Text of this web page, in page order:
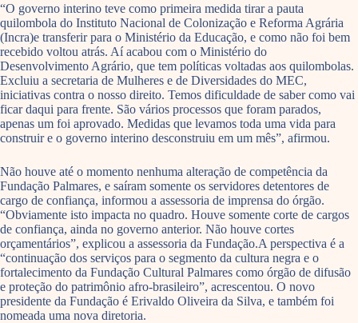
“O governo interino teve como primeira medida tirar a pauta
quilombola do Instituto Nacional de Colonização e Reforma Agrária
(Incra)e transferir para o Ministério da Educação, e como não foi bem
recebido voltou atrás. Aí acabou com o Ministério do
Desenvolvimento Agrário, que tem políticas voltadas aos quilombolas.
Excluiu a secretaria de Mulheres e de Diversidades do MEC,
iniciativas contra o nosso direito. Temos dificuldade de saber como vai
ficar daqui para frente. São vários processos que foram parados,
apenas um foi aprovado. Medidas que levamos toda uma vida para
construir e o governo interino desconstruiu em um mês”, afirmou.
Não houve até o momento nenhuma alteração de competência da
Fundação Palmares, e saíram somente os servidores detentores de
cargo de confiança, informou a assessoria de imprensa do órgão.
“Obviamente isto impacta no quadro. Houve somente corte de cargos
de confiança, ainda no governo anterior. Não houve cortes
orçamentários”, explicou a assessoria da Fundação.A perspectiva é a
“continuação dos serviços para o segmento da cultura negra e o
fortalecimento da Fundação Cultural Palmares como órgão de difusão
e proteção do patrimônio afro-brasileiro”, acrescentou. O novo
presidente da Fundação é Erivaldo Oliveira da Silva, e também foi
nomeada uma nova diretoria.